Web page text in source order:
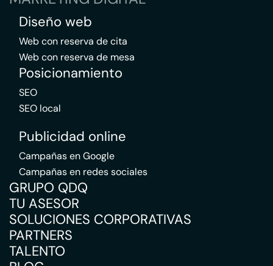
Diseño web
Web con reserva de cita
Web con reserva de mesa
Posicionamiento
SEO
SEO local
Publicidad online
Campañas en Google
Campañas en redes sociales
GRUPO QDQ
TU ASESOR
SOLUCIONES CORPORATIVAS
PARTNERS
TALENTO